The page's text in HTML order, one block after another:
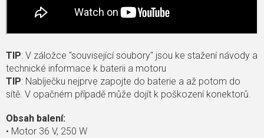
TIP: V záložce "související soubory" jsou ke stažení návody a
technické informace k baterii a motoru
TIP: Nabíječku nejprve zapojte do baterie a až potom do
sítě. V opačném případě může dojít k poškození konektorů.
Obsah balení:
• Motor 36 V, 250 W